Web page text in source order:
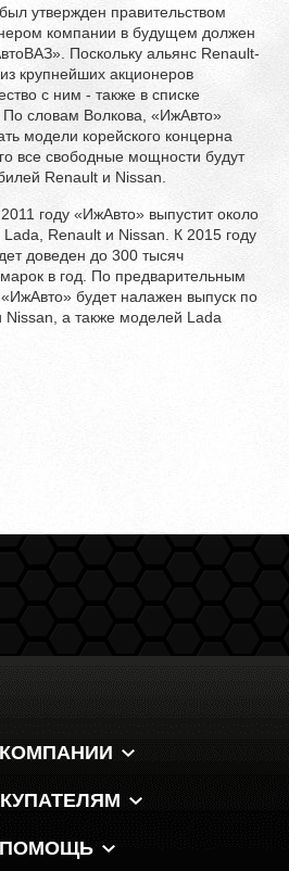
утвержден правительством
компании в будущем должен
Поскольку альянс Renault-
крупнейших акционеров
с ним - также в списке
словам Волкова, «ИжАвто»
модели корейского концерна
все свободные мощности будут
Renault и Nissan.
году «ИжАвто» выпустит около
Renault и Nissan. К 2015 году
доведен до 300 тысяч
в год. По предварительным
будет налажен выпуск по
а также моделей Lada
ПОМОЩЬ